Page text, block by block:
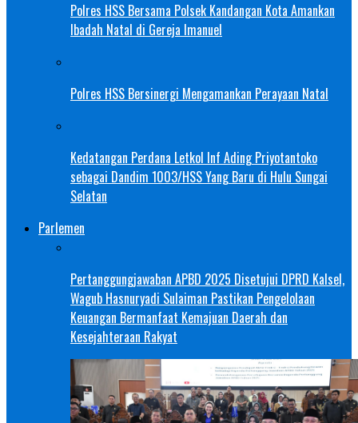
Polres HSS Bersama Polsek Kandangan Kota Amankan
Ibadah Natal di Gereja Imanuel
Polres HSS Bersinergi Mengamankan Perayaan Natal
Kedatangan Perdana Letkol Inf Ading Priyotantoko
sebagai Dandim 1003/HSS Yang Baru di Hulu Sungai
Selatan
Parlemen
Pertanggungjawaban APBD 2025 Disetujui DPRD Kalsel,
Wagub Hasnuryadi Sulaiman Pastikan Pengelolaan
Keuangan Bermanfaat Kemajuan Daerah dan
Kesejahteraan Rakyat